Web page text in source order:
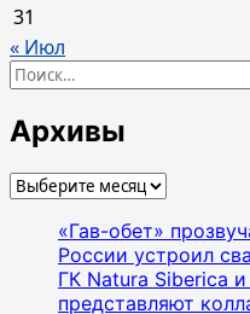
31
« Июл
Найти:
Архивы
Архивы
«Гав-обет»
России устроил
ГК Natura Siberica
представляют